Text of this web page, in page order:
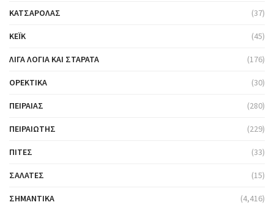
ΚΑΤΣΑΡΌΛΑΣ (37)
ΚΈΙΚ (45)
ΛΊΓΑ ΛΌΓΙΑ ΚΑΙ ΣΤΑΡΆΤΑ (176)
ΟΡΕΚΤΙΚΆ (30)
ΠΕΙΡΑΙΆΣ (280)
ΠΕΙΡΑΙΏΤΗΣ (229)
ΠΊΤΕΣ (33)
ΣΑΛΆΤΕΣ (15)
ΣΗΜΑΝΤΙΚΆ (4,416)